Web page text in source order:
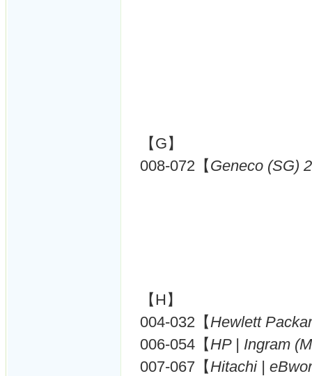
【G】
008-072【Geneco (SG)
【H】
004-032【Hewlett
006-054【HP | Ingram
007-067【Hitachi |